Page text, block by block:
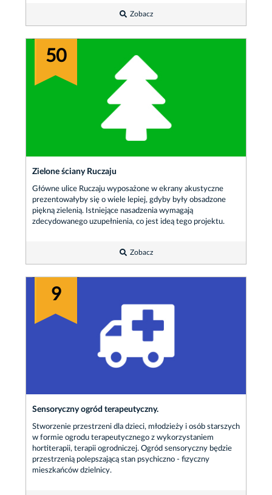
Zobacz
50
Zielone ściany Ruczaju
Główne ulice Ruczaju wyposażone w ekrany akustyczne
prezentowałyby się o wiele lepiej, gdyby były obsadzone
piękną zielenią. Istniejące nasadzenia wymagają
zdecydowanego uzupełnienia, co jest ideą tego projektu.
Zobacz
9
Sensoryczny ogród terapeutyczny.
Stworzenie przestrzeni dla dzieci, młodzieży i osób starszych
w formie ogrodu terapeutycznego z wykorzystaniem
hortiterapii, terapii ogrodniczej. Ogród sensoryczny będzie
przestrzenią polepszającą stan psychiczno - fizyczny
mieszkańców dzielnicy.